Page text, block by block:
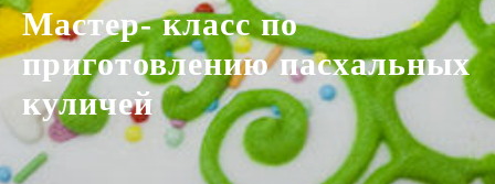
Мастер- класс по
приготовлению пасхальных
куличей